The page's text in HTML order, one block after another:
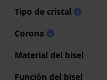
Tipo de cristal
Corona
Material del bisel
Función del bisel